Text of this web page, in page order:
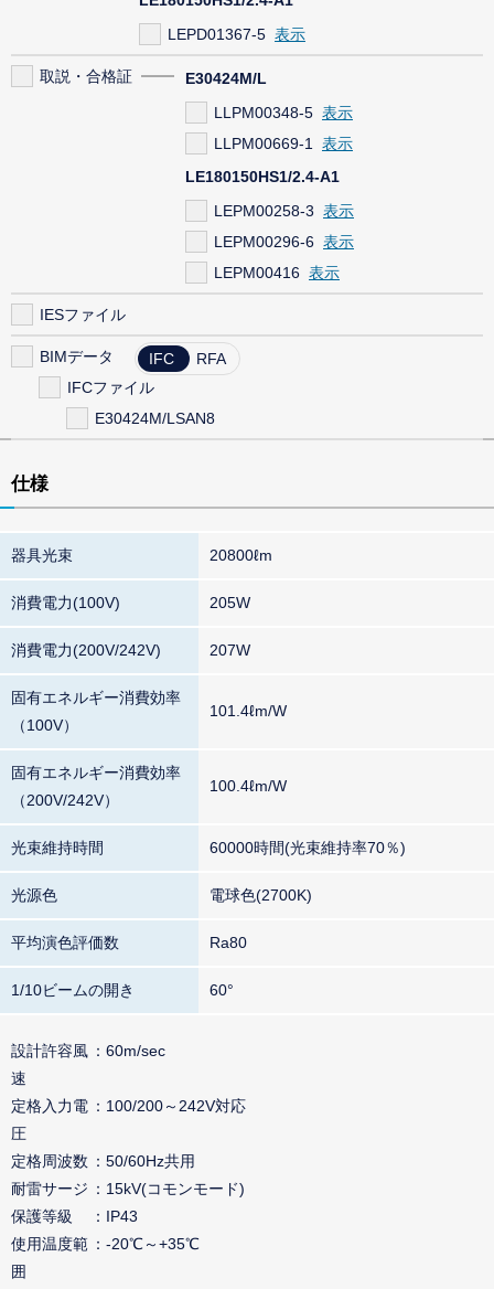
LEPD01367-5
取説・合格証
E30424M/L
LLPM00348-5
LLPM00669-1
LE180150HS1/2.4-A1
LEPM00258-3
LEPM00296-6
LEPM00416
IESファイル
BIMデータ IFC
RFA
IFCファイル
E30424M/LSAN8
仕様
器具光束 20800ℓm
消費電力(100V) 205W
消費電力(200V/242V) 207W
固有エネルギー消費効率
（100V）
101.4ℓm/W
固有エネルギー消費効率
（200V/242V）
100.4ℓm/W
光束維持時間 60000時間(光束維持率70％)
光源色 電球色(2700K)
平均演色評価数 Ra80
1/10ビームの開き 60°
設計許容風
速
60m/sec
定格入力電
圧
100/200～242V対応
定格周波数
50/60Hz共用
耐雷サージ
15kV(コモンモード)
保護等級
IP43
使用温度範
囲
-20℃～+35℃